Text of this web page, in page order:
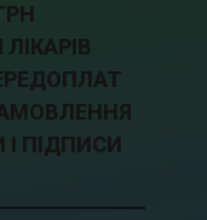
І ПІДПИСИ